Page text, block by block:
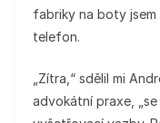
fabriky na boty
telefon.
„Zítra,“ sdělil mi
advokátní praxe,